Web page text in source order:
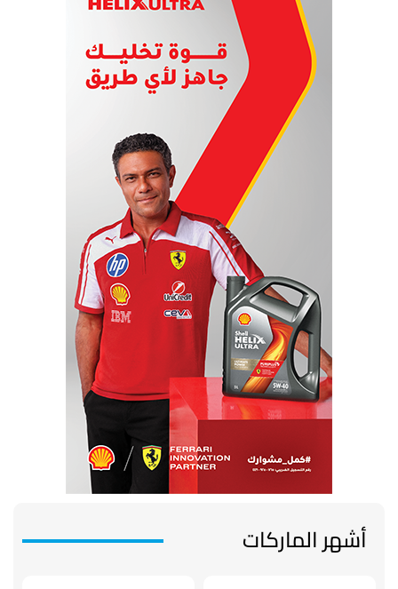
أشهر الماركات